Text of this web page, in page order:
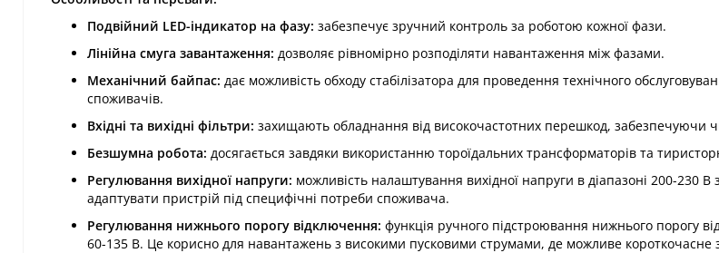
Подвійний LED-індикатор на фазу: забезпечує зручний контроль за роботою кожної фази.
Лінійна смуга завантаження: дозволяє рівномірно розподіляти навантаження між фазами.
Механічний байпас: дає можливість обходу стабілізатора для проведення технічного
споживачів.
Вхідні та вихідні фільтри: захищають обладнання від високочастотних перешкод, забезпечуючи
Безшумна робота: досягається завдяки використанню тороїдальних трансформаторів та
Регулювання вихідної напруги: можливість налаштування вихідної напруги в діапазоні 200-230
адаптувати пристрій під специфічні потреби споживача.
Регулювання нижнього порогу відключення: функція ручного підстроювання нижнього порогу
60-135 В. Це корисно для навантажень з високими пусковими струмами, де можливе короткочасне